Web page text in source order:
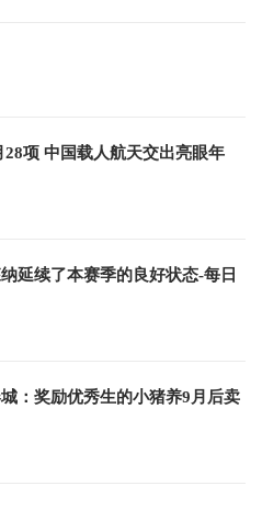
亮眼年
延续了本赛季的良好状态-每日
：奖励优秀生的小猪养9月后卖